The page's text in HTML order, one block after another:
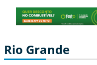
Rio Grande